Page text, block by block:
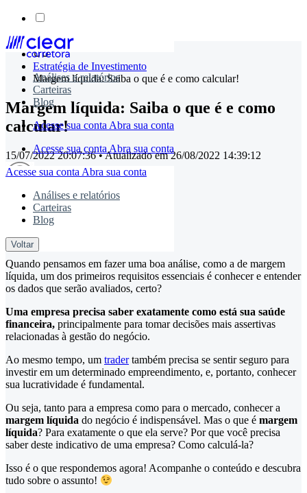
Skip
content
Análises e relatórios
Carteiras
Blog
Acesse sua conta Abra sua conta
Acesse sua conta Abra sua conta
Acesse sua conta Abra sua conta
Análises e relatórios
Carteiras
Blog
Voltar
Estratégia de Investimento
Margem líquida: Saiba o que é e como calcular!
Margem líquida: Saiba o que é e como
calcular!
15/07/2022 20:07:36• Atualizado em26/08/2022 14:39:12
timemaster
Compartilhe:
Quando pensamos em fazer uma boa análise, como a de margem
líquida, um dos primeiros requisitos essenciais é conhecer e entender
os dados que serão avaliados, certo?
Uma empresa precisa saber exatamente como está sua saúde
financeira, principalmente para tomar decisões mais assertivas
relacionadas à gestão do negócio.
Ao mesmo tempo, um tradertambém precisa se sentir seguro para
investir em um determinado empreendimento, e, portanto, conhecer
sua lucratividade é fundamental.
Ou seja, tanto para a empresa como para o mercado, conhecer a
margem líquida do negócio é indispensável. Mas o que é margem
líquida? Para exatamente o que ela serve? Por que você precisa
saber deste indicativo de uma empresa? Como calculá-la?
Isso é o que respondemos agora! Acompanhe o conteúdo e descubra
tudo sobre o assunto!